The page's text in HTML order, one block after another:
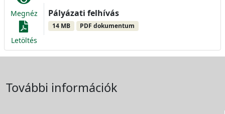
Megnéz
Letöltés
Pályázati felhívás
14 MB PDF dokumentum
További információk